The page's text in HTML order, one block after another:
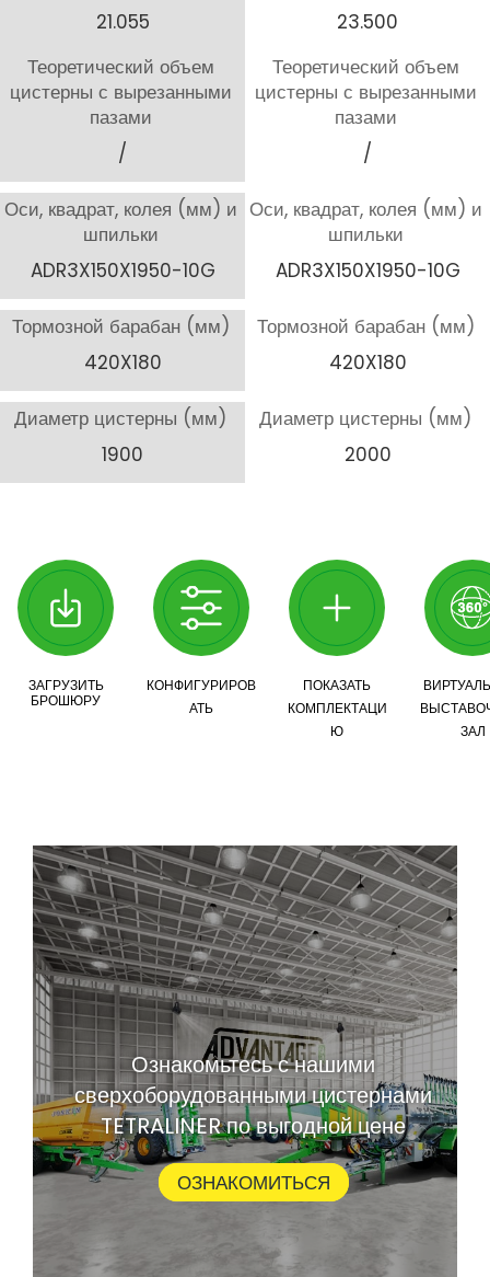
21.055
23.500
Теоретический объем
цистерны с вырезанными
пазами
/
Теоретический объем
цистерны с вырезанными
пазами
/
Оси, квадрат, колея (мм) и
шпильки
ADR3X150X1950-10G
Оси, квадрат, колея (мм) и
шпильки
ADR3X150X1950-10G
Тормозной барабан (мм)
420X180
Тормозной барабан (мм)
420X180
Диаметр цистерны (мм)
1900
Диаметр цистерны (мм)
2000
ЗАГРУЗИТЬ
БРОШЮРУ
КОНФИГУРИРОВ
АТЬ
ПОКАЗАТЬ
КОМПЛЕКТАЦИ
Ю
ЗАЛ
Ознакомьтесь с нашими
сверхоборудованными цистернами
TETRALINER по выгодной цене
ОЗНАКОМИТЬСЯ